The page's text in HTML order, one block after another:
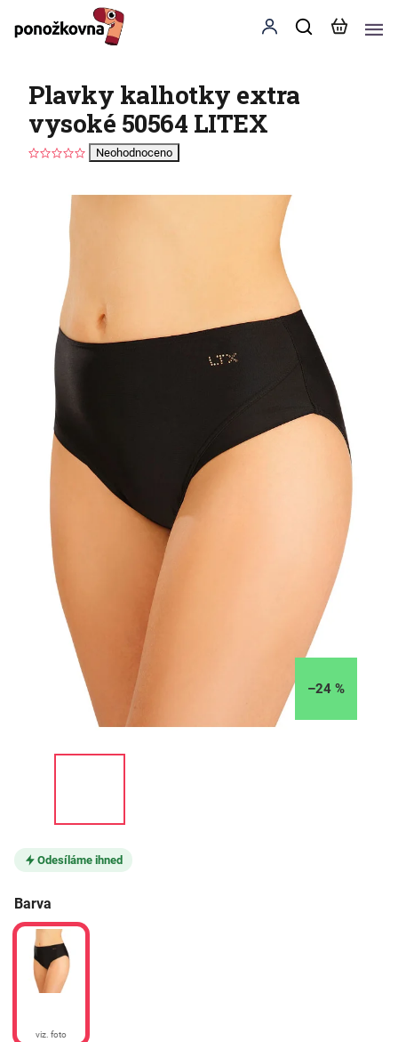
Plavky kalhotky extra
vysoké 50564 LITEX
Neohodnoceno
–24 %
Odesíláme ihned
Barva
viz. foto